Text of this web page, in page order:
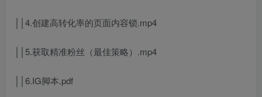
││4.创建高转化率的页面内容锁.mp4
││5.获取精准粉丝（最佳策略）.mp4
││6.IG脚本.pdf